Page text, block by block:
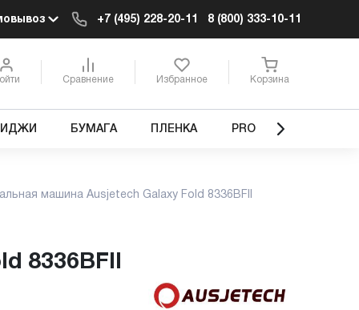
+7 (495) 228-20-11 8 (800) 333-10-11
Сравнение Избранное Корзина
БУМАГА ПЛЕНКА PRO
машина Ausjetech Galaxy Fold 8336BFII
8336BFII